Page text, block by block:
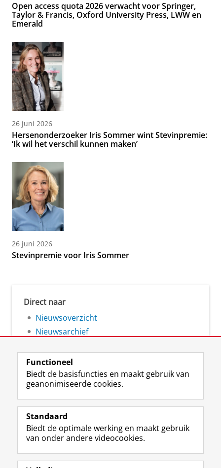
Open access quota 2026 verwacht voor Springer,
Taylor & Francis, Oxford University Press, LWW en
Emerald
26 juni 2026
Hersenonderzoeker Iris Sommer wint Stevinpremie:
‘Ik wil het verschil kunnen maken’
26 juni 2026
Stevinpremie voor Iris Sommer
Direct naar
Nieuwsoverzicht
Nieuwsarchief
Volg de RUG
F
a
e
b
o
L
i
k
e
I
R
S
-
f
e
I
n
t
r
Y
o
T
e
Studiekiezers
Functioneel
Biedt de basisfuncties en maakt gebruik van
geanonimiseerde cookies.
Standaard
Biedt de optimale werking en maakt gebruik
van onder andere videocookies.